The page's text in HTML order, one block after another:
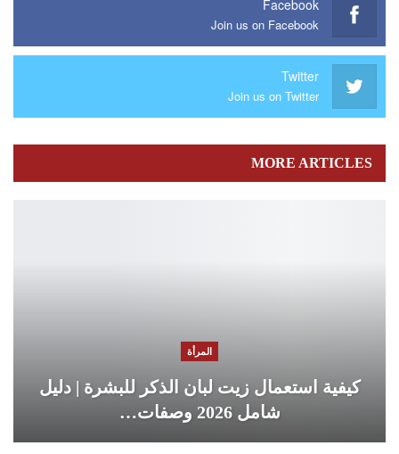
Facebook
Join us on Facebook
Twitter
Join us on Twitter
MORE ARTICLES
المرأة
كيفية استعمال زيت لبان الذكر للبشرة | دليل
شامل 2026 وصفات…